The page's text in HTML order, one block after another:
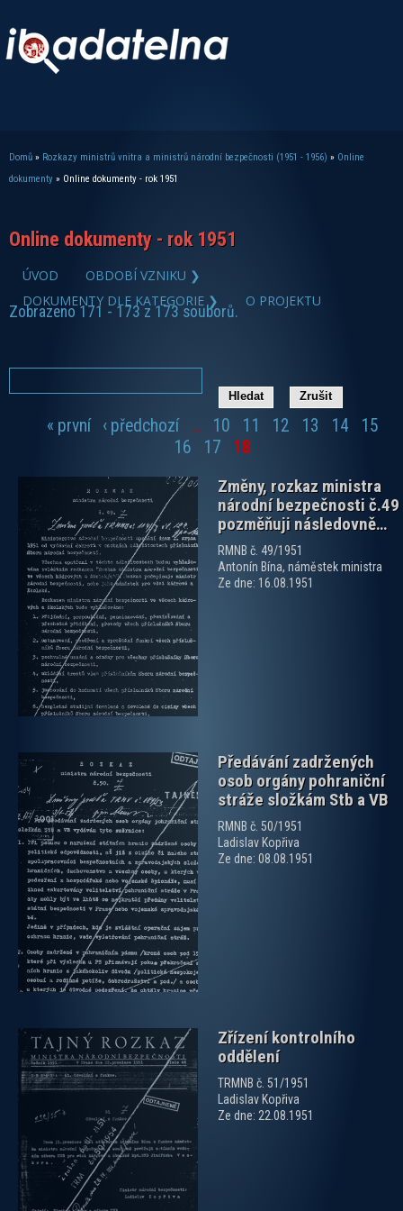
Jste zde
Domů » Rozkazy ministrů vnitra a ministrů národní bezpečnosti (1951 - 1956) » Online
dokumenty » Online dokumenty - rok 1951
Online dokumenty - rok 1951
ÚVOD
OBDOBÍ VZNIKU ❯
DOKUMENTY DLE KATEGORIE ❯
O PROJEKTU
Zobrazeno 171 - 173 z 173 souborů.
Stránky
« první ‹ předchozí … 10 11 12 13 14
15
16
17
18
Změny, rozkaz ministra
národní bezpečnosti č.49
pozměňuji následovně…
RMNB č. 49/1951
Antonín Bína, náměstek ministra
Ze dne: 16.08.1951
Předávání zadržených
osob orgány pohraniční
stráže složkám Stb a VB
RMNB č. 50/1951
Ladislav Kopřiva
Ze dne: 08.08.1951
zobrazit PDF dokument
Zřízení kontrolního
oddělení
TRMNB č. 51/1951
Ladislav Kopřiva
Ze dne: 22.08.1951
zobrazit PDF dokument